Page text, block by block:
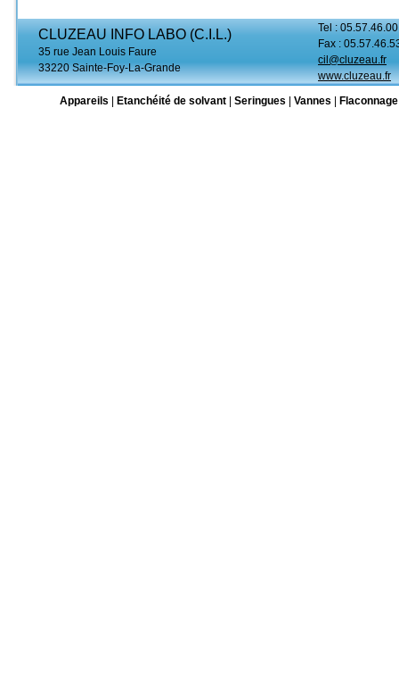
CLUZEAU INFO LABO (C.I.L.)
35 rue Jean Louis Faure
33220 Sainte-Foy-La-Grande
Tel :
Fax :
cil@cluzeau.fr
www.cluzeau.fr
Appareils
Etanchéité de solvant Seringues Vannes Flaconnage